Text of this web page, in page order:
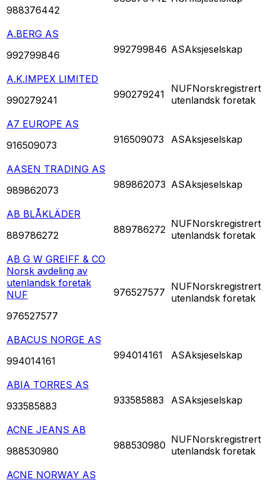
988376442
A.BERG AS
992799846
992799846 ASAksjeselskap
A.K.IMPEX LIMITED
990279241
990279241 NUFNorskregistrert
utenlandsk foretak
A7 EUROPE AS
916509073
916509073 ASAksjeselskap
AASEN TRADING AS
989862073
989862073 ASAksjeselskap
AB BLÅKLÄDER
889786272
889786272 NUFNorskregistrert
utenlandsk foretak
AB G W GREIFF & CO
Norsk avdeling av
utenlandsk foretak
NUF
976527577
976527577 NUFNorskregistrert
utenlandsk foretak
ABACUS NORGE AS
994014161
994014161 ASAksjeselskap
ABIA TORRES AS
933585883
933585883 ASAksjeselskap
ACNE JEANS AB
988530980
988530980 NUFNorskregistrert
utenlandsk foretak
ACNE NORWAY AS